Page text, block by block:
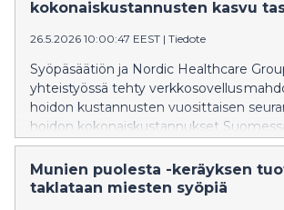
kokonaiskustannusten kasvu
26.5.2026 10:00:47 EEST | Tiedote
Syöpäsäätiön ja Nordic Healthcare
yhteistyössä tehty verkkosovellus
hoidon kustannusten vuosittaisen
hoidon kokonaiskustannukset
mrd euroa vuonna 2024.
Munien puolesta -keräyksen
taklataan miesten syöpiä